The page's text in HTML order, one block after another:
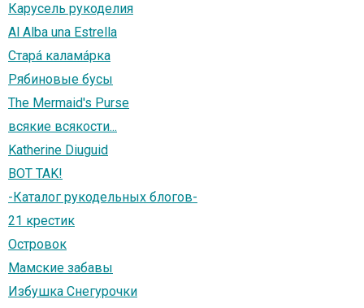
Карусель рукоделия
Al Alba una Estrella
Старá каламáрка
Рябиновые бусы
The Mermaid's Purse
всякие всякости...
Katherine Diuguid
BOT TAK!
-Каталог рукодельных блогов-
21 крестик
Островок
Мамские забавы
Избушка Снегурочки